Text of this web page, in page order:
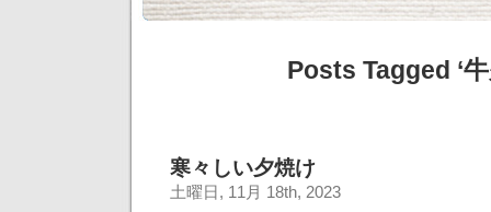
Posts Tagged ‘牛
寒々しい夕焼け
土曜日, 11月 18th, 2023